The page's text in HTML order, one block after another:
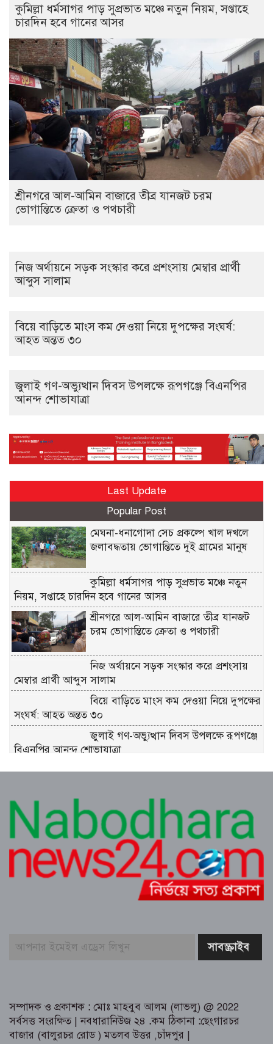
কুমিল্লা ধর্মসাগর পাড় সুপ্রভাত মঞ্চে নতুন নিয়ম, সপ্তাহে
চারদিন হবে গানের আসর
শ্রীনগরে আল-আমিন বাজারে তীব্র যানজট চরম
ভোগান্তিতে ক্রেতা ও পথচারী
নিজ অর্থায়নে সড়ক সংস্কার করে প্রশংসায় মেম্বার প্রার্থী
আব্দুস সালাম
বিয়ে বাড়িতে মাংস কম দেওয়া নিয়ে দুপক্ষের সংঘর্ষ:
আহত অন্তত ৩০ ​
জুলাই গণ-অভ্যুত্থান দিবস উপলক্ষে রূপগঞ্জে বিএনপির
আনন্দ শোভাযাত্রা
Last Update
Popular Post
মেঘনা-ধনাগোদা সেচ প্রকল্পে খাল দখলে
জলাবদ্ধতায় ভোগান্তিতে দুই গ্রামের মানুষ
কুমিল্লা ধর্মসাগর পাড় সুপ্রভাত মঞ্চে নতুন
নিয়ম, সপ্তাহে চারদিন হবে গানের আসর
শ্রীনগরে আল-আমিন বাজারে তীব্র যানজট
চরম ভোগান্তিতে ক্রেতা ও পথচারী
নিজ অর্থায়নে সড়ক সংস্কার করে প্রশংসায়
মেম্বার প্রার্থী আব্দুস সালাম
বিয়ে বাড়িতে মাংস কম দেওয়া নিয়ে দুপক্ষের
সংঘর্ষ: আহত অন্তত ৩০ ​
জুলাই গণ-অভ্যুত্থান দিবস উপলক্ষে রূপগঞ্জে
বিএনপির আনন্দ শোভাযাত্রা
প্রকৃতির কোলে সংস্কৃতির মিলনমেলায়
ত্রিশালে পরিচ্ছন্নতা সচেতনতায় ‘ক্লিন ত্রিশাল-
ক্লিন ময়মনসিংহ’ ক্যাম্পেইন
কুমিল্লায় সোহান হত্যা মামলায় বৃদ্ধ মিজানুর
রহমানের যাবজ্জীবন কারাদণ্ড।। ছেলে
মেহেদী হাসান খালাস
যোদ্ধা ও নিহত পরিবারের সংবর্ধনা
সম্পাদক ও প্রকাশক : মোঃ মাহবুব আলম (লাভলু) @ 2022
সর্বসত্ত সংরক্ষিত | নবধারানিউজ ২৪ .কম ঠিকানা :ছেংগারচর
বাজার (বালুরচর রোড ) মতলব উত্তর ,চাঁদপুর |